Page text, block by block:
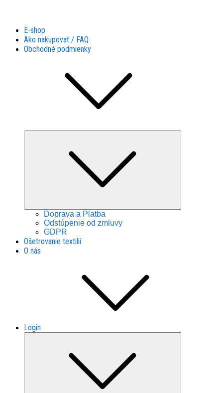
Látky Husár
Látky Husár
E-shop
Ako nakupovať / FAQ
Obchodné podmienky
Doprava a Platba
Odstúpenie od zmluvy
GDPR
Ošetrovanie textilií
O nás
Login